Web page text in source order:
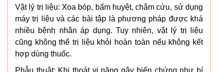
Vật lý trị liệu: Xoa bóp, bấm huyệt, châm cứu, sử dụng
máy trị liệu và các bài tập là phương pháp được khá
nhiều bệnh nhân áp dụng. Tuy nhiên, vật lý trị liệu
cũng không thể trị liệu khỏi hoàn toàn nếu không kết
hợp dùng thuốc.
Phẫu thuật: Khi thoát vị nặng gây biến chứng như bí